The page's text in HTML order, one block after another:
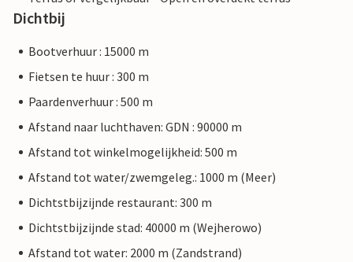
Dichtbij
Bootverhuur : 15000 m
Fietsen te huur : 300 m
Paardenverhuur : 500 m
Afstand naar luchthaven: GDN : 90000 m
Afstand tot winkelmogelijkheid: 500 m
Afstand tot water/zwemgeleg.: 1000 m (Meer)
Dichtstbijzijnde restaurant: 300 m
Dichtstbijzijnde stad: 40000 m (Wejherowo)
Afstand tot water: 2000 m (Zandstrand)